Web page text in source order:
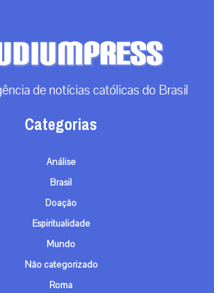
de notícias católicas do Brasil
Categorias
Análise
Brasil
Doação
Espiritualidade
Mundo
Não categorizado
Roma